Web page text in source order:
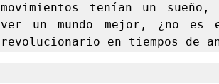
movimientos tenían un
ver un mundo mejor, ¿no
revolucionario en tiempos de